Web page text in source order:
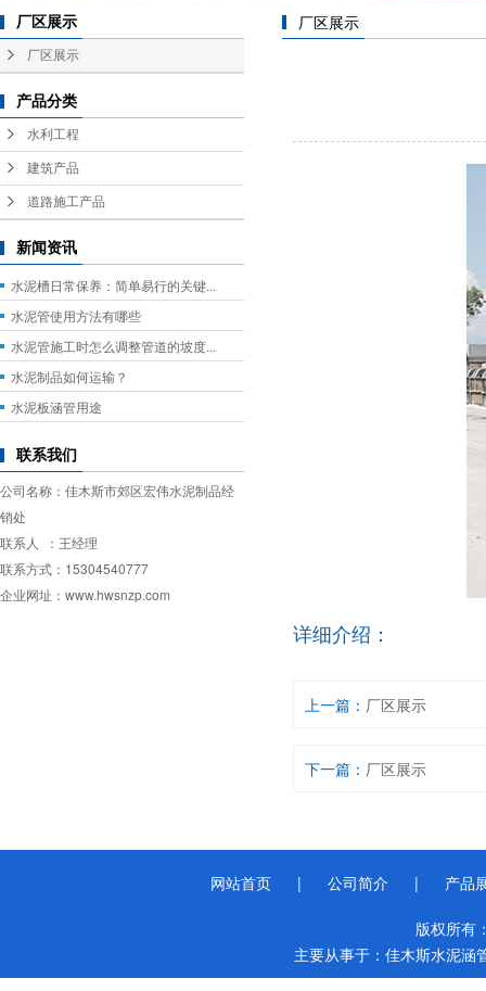
厂区展示
厂区展示
产品分类
水利工程
建筑产品
道路施工产品
新闻资讯
水泥槽日常保养：简单易行的关键...
水泥管使用方法有哪些
水泥管施工时怎么调整管道的坡度...
水泥制品如何运输？
水泥板涵管用途
联系我们
公司名称：佳木斯市郊区宏伟水泥制品经
销处
联系人 ：王经理
联系方式：15304540777
企业网址：www.hwsnzp.com
厂区展示
详细介绍：
上一篇： 厂区展示
下一篇： 厂区展示
网站首页 | 公司简介 | 产品
版权所有
主要从事于： 佳木斯水泥涵